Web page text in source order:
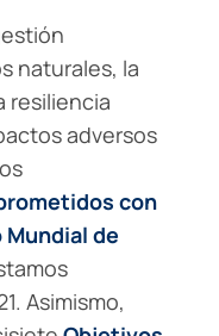
naturales, la
resiliencia
adversos
con
de
Asimismo,